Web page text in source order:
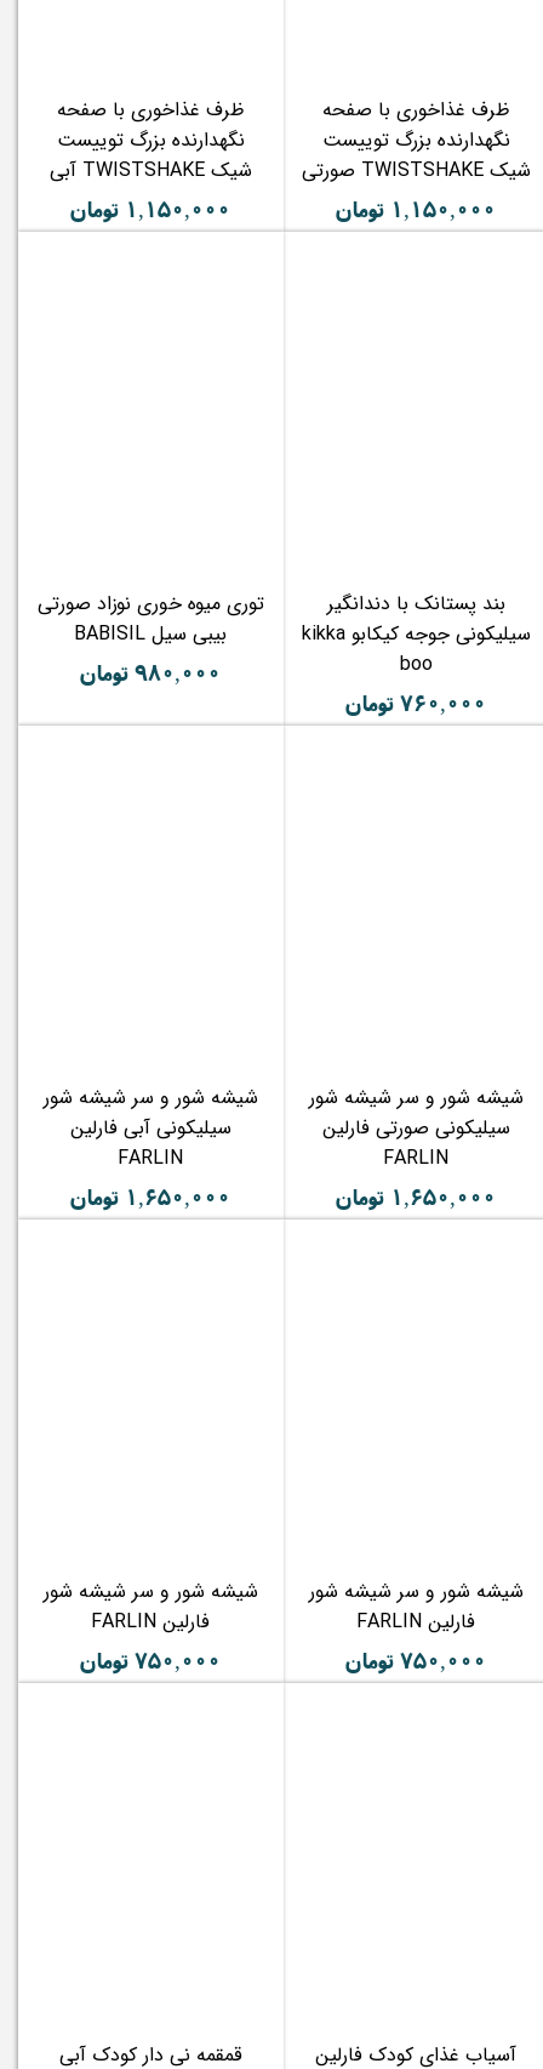
ظرف غذاخوری با صفحه
نگهدارنده بزرگ توییست
شیک TWISTSHAKE صورتی
۱,۱۵۰,۰۰۰ تومان
ظرف غذاخوری با صفحه
نگهدارنده بزرگ توییست
شیک TWISTSHAKE آبی
۱,۱۵۰,۰۰۰ تومان
بند پستانک با دندانگیر
سیلیکونی جوجه کیکابو kikka
boo
۷۶۰,۰۰۰ تومان
توری میوه خوری نوزاد صورتی
بیبی سیل BABISIL
۹۸۰,۰۰۰ تومان
شیشه شور و سر شیشه شور
سیلیکونی صورتی فارلین
FARLIN
۱,۶۵۰,۰۰۰ تومان
شیشه شور و سر شیشه شور
سیلیکونی آبی فارلین
FARLIN
۱,۶۵۰,۰۰۰ تومان
شیشه شور و سر شیشه شور
فارلین FARLIN
۷۵۰,۰۰۰ تومان
شیشه شور و سر شیشه شور
فارلین FARLIN
۷۵۰,۰۰۰ تومان
آسیاب غذای کودک فارلین قمقمه نی دار کودک آبی